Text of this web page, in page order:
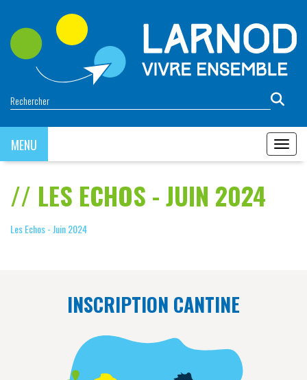
MENU
MENU
LES ECHOS - JUIN 2024
Les Echos - Juin 2024
INSCRIPTION CANTINE